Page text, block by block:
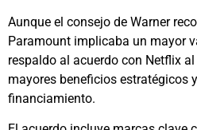
Aunque el consejo de Warner
Paramount implicaba un mayor
respaldo al acuerdo con Netflix
mayores beneficios estratégicos
financiamiento.